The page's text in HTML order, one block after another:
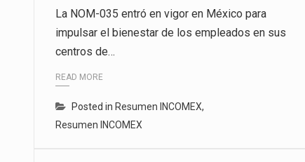
La NOM-035 entró en vigor en México para
impulsar el bienestar de los empleados en sus
centros de…
READ MORE
Posted in Resumen INCOMEX,
Resumen INCOMEX